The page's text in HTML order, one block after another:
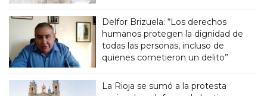
Delfor Brizuela: “Los derechos
humanos protegen la dignidad de
todas las personas, incluso de
quienes cometieron un delito”
La Rioja se sumó a la protesta